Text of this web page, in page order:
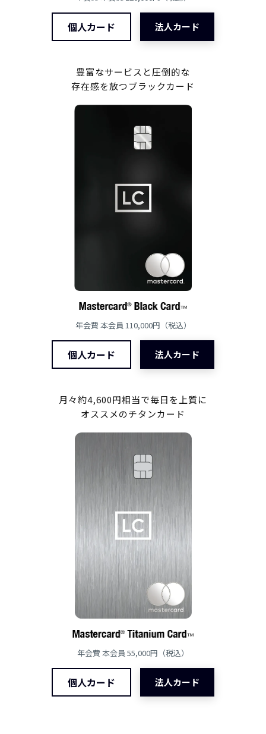
個人カード 法人カード
豊富なサービスと圧倒的な
存在感を放つブラックカード
年会費 本会員 110,000円（税込）
個人カード 法人カード
月々約4,600円相当で毎日を上質に
オススメのチタンカード
年会費 本会員 55,000円（税込）
個人カード 法人カード